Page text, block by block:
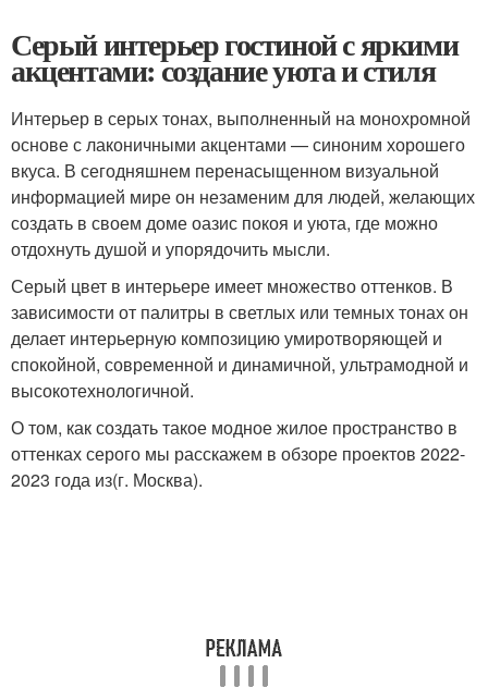
Серый интерьер гостиной с яркими
акцентами: создание уюта и стиля
Интерьер в серых тонах, выполненный на монохромной
основе с лаконичными акцентами — синоним хорошего
вкуса. В сегодняшнем перенасыщенном визуальной
информацией мире он незаменим для людей, желающих
создать в своем доме оазис покоя и уюта, где можно
отдохнуть душой и упорядочить мысли.
Серый цвет в интерьере имеет множество оттенков. В
зависимости от палитры в светлых или темных тонах он
делает интерьерную композицию умиротворяющей и
спокойной, современной и динамичной, ультрамодной и
высокотехнологичной.
О том, как создать такое модное жилое пространство в
оттенках серого мы расскажем в обзоре проектов 2022-
2023 года из(г. Москва).